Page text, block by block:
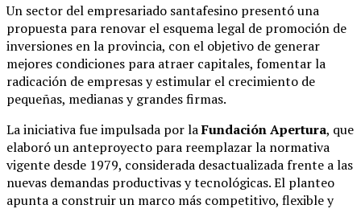
Un sector del empresariado santafesino presentó una
propuesta para renovar el esquema legal de promoción de
inversiones en la provincia, con el objetivo de generar
mejores condiciones para atraer capitales, fomentar la
radicación de empresas y estimular el crecimiento de
pequeñas, medianas y grandes firmas.
La iniciativa fue impulsada por laFundación Apertura, que
elaboró un anteproyecto para reemplazar la normativa
vigente desde 1979, considerada desactualizada frente a las
nuevas demandas productivas y tecnológicas. El planteo
apunta a construir un marco más competitivo, flexible y